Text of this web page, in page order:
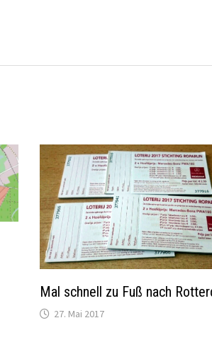
Mal schnell zu Fuß nach
27. Mai 2017